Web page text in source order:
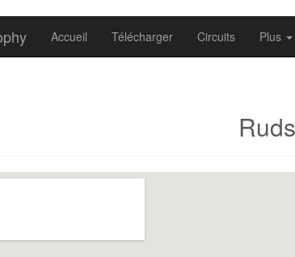
in
Accueil Télécharger Circuits Plus